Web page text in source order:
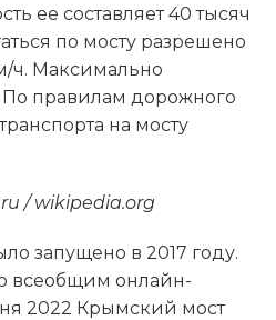
ее составляет 40 тысяч
по мосту разрешено
ч. Максимально
По правилам дорожного
на мосту
/ wikipedia.org
запущено в 2017 году.
всеобщим онлайн-
2022 Крымский мост